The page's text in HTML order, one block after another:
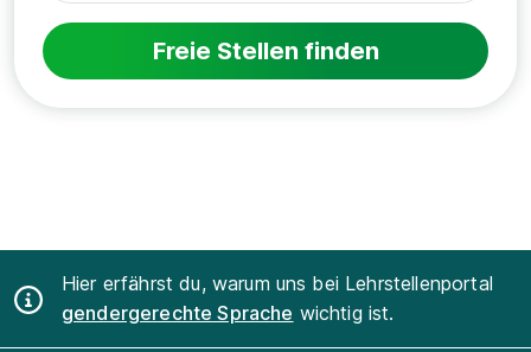
Freie Stellen finden
Hier erfährst du, warum uns bei Lehrstellenportal
gendergerechte Sprache wichtig ist.